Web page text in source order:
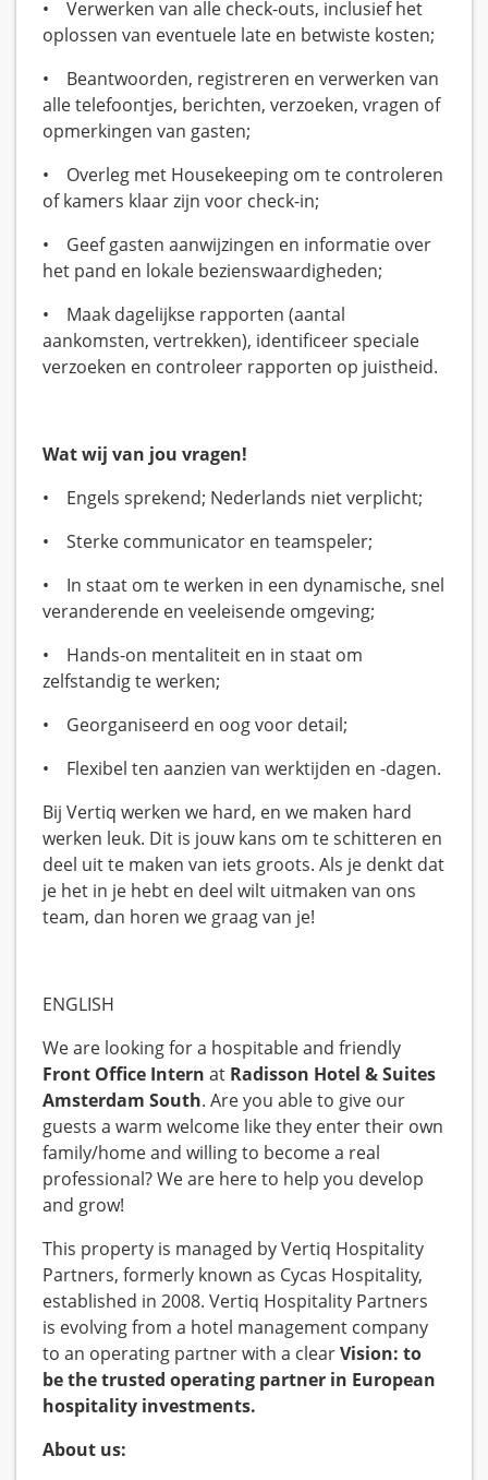
• Verwerken van alle check-outs, inclusief het
oplossen van eventuele late en betwiste kosten;
• Beantwoorden, registreren en verwerken van
alle telefoontjes, berichten, verzoeken, vragen of
opmerkingen van gasten;
• Overleg met Housekeeping om te controleren
of kamers klaar zijn voor check-in;
• Geef gasten aanwijzingen en informatie over
het pand en lokale bezienswaardigheden;
• Maak dagelijkse rapporten (aantal
aankomsten, vertrekken), identificeer speciale
verzoeken en controleer rapporten op juistheid.
Wat wij van jou vragen!
• Engels sprekend; Nederlands niet verplicht;
• Sterke communicator en teamspeler;
• In staat om te werken in een dynamische, snel
veranderende en veeleisende omgeving;
• Hands-on mentaliteit en in staat om
zelfstandig te werken;
• Georganiseerd en oog voor detail;
• Flexibel ten aanzien van werktijden en -dagen.
Bij Vertiq werken we hard, en we maken hard
werken leuk. Dit is jouw kans om te schitteren en
deel uit te maken van iets groots. Als je denkt dat
je het in je hebt en deel wilt uitmaken van ons
team, dan horen we graag van je!
ENGLISH
We are looking for a hospitable and friendly
Front Office Intern at Radisson Hotel & Suites
Amsterdam South. Are you able to give our
guests a warm welcome like they enter their own
family/home and willing to become a real
professional? We are here to help you develop
and grow!
This property is managed by Vertiq Hospitality
Partners, formerly known as Cycas Hospitality,
established in 2008. Vertiq Hospitality Partners
is evolving from a hotel management company
to an operating partner with a clearVision: to
be the trusted operating partner in European
hospitality investments.
About us: